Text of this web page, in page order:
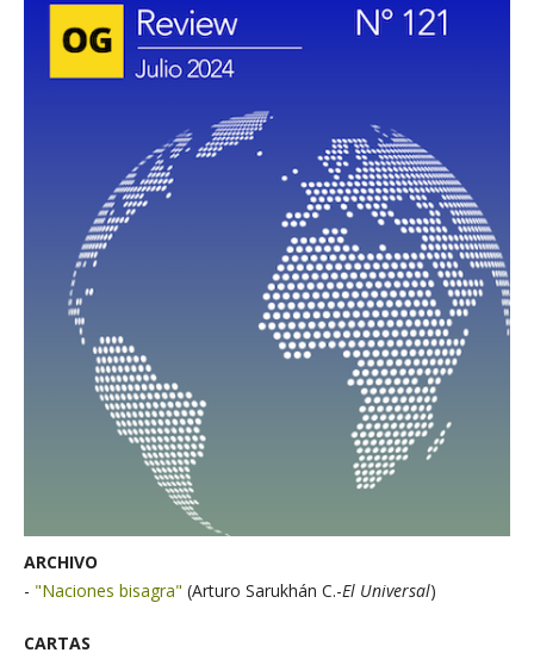
ARCHIVO
- "Naciones bisagra" (Arturo Sarukhán C.-El Universal)
CARTAS